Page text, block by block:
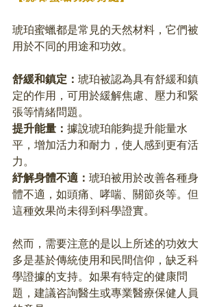
琥珀蜜蠟都是常見的天然材料，它們被
用於不同的用途和功效。
舒緩和鎮定： 琥珀被認為具有舒緩和鎮
定的作用，可用於緩解焦慮、壓力和緊
張等情緒問題。
提升能量： 據說琥珀能夠提升能量水
平，增加活力和耐力，使人感到更有活
力。
紓解身體不適： 琥珀被用於改善各種身
體不適，如頭痛、哮喘、關節炎等。但
這種效果尚未得到科學證實。
然而，需要注意的是以上所述的功效大
多是基於傳統使用和民間信仰，缺乏科
學證據的支持。如果有特定的健康問
題，建議咨詢醫生或專業醫療保健人員